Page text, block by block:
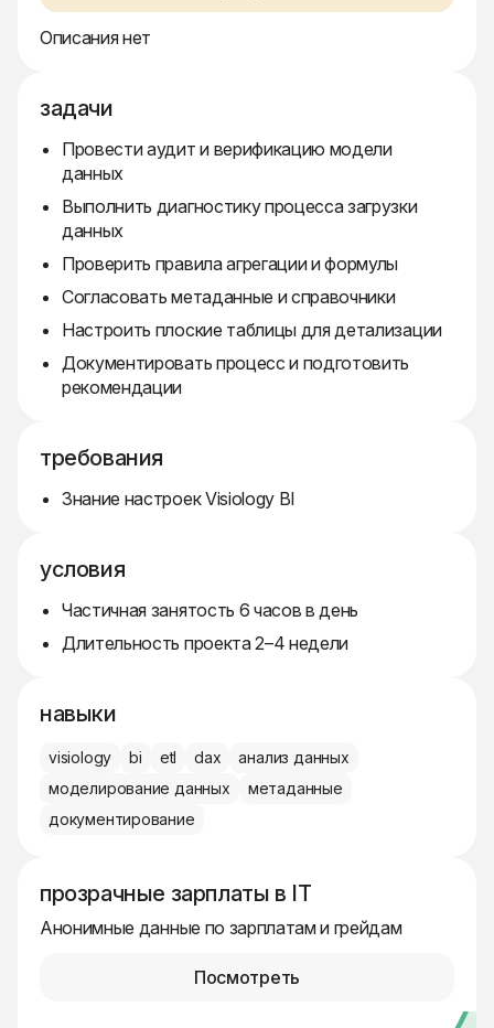
Описания нет
задачи
Провести аудит и верификацию модели
данных
Выполнить диагностику процесса загрузки
данных
Проверить правила агрегации и формулы
Согласовать метаданные и справочники
Настроить плоские таблицы для детализации
Документировать процесс и подготовить
рекомендации
требования
Знание настроек Visiology BI
условия
Частичная занятость 6 часов в день
Длительность проекта 2–4 недели
навыки
visiology bi etl dax
анализ данных
моделирование данных
метаданные
документирование
прозрачные зарплаты в IT
Анонимные данные по зарплатам и грейдам
Посмотреть